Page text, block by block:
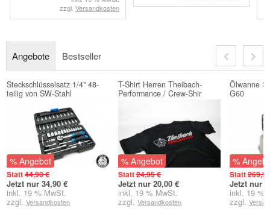
zzgl. Versandkosten
Angebote Bestseller
Steckschlüsselsatz 1/4" 48-
teilig von SW-Stahl
% Angebot
Statt44,90 €
Jetzt nur 34,90 €
inkl. 19 % MwSt.
zzgl. Versandkosten
T-Shirt Herren Theibach-
Performance / Crew-Shir
% Angebot
Statt24,95 €
Jetzt nur 20,00 €
inkl. 19 % MwSt.
zzgl. Versandkosten
Ölwanne
G60
%
Statt
Jetzt nur
inkl. 19 %
zzgl.